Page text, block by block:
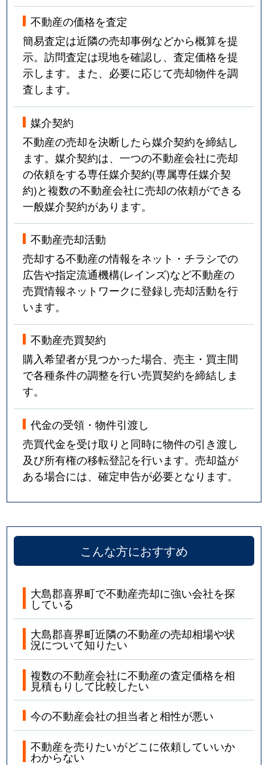
不動産の価格を査定
簡易査定は近隣の売却事例などから概算を提
示。訪問査定は現地を確認し、査定価格を提
示します。また、必要に応じて売却物件を調
査します。
媒介契約
不動産の売却を決断したら媒介契約を締結し
ます。媒介契約は、一つの不動産会社に売却
の依頼をする専任媒介契約(専属専任媒介契
約)と複数の不動産会社に売却の依頼ができる
一般媒介契約があります。
不動産売却活動
売却する不動産の情報をネット・チラシでの
広告や指定流通機構(レインズ)など不動産の
売買情報ネットワークに登録し売却活動を行
います。
不動産売買契約
購入希望者が見つかった場合、売主・買主間
で各種条件の調整を行い売買契約を締結しま
す。
代金の受領・物件引渡し
売買代金を受け取りと同時に物件の引き渡し
及び所有権の移転登記を行います。売却益が
ある場合には、確定申告が必要となります。
こんな方におすすめ
大島郡喜界町で不動産売却に強い会社を探
している
大島郡喜界町近隣の不動産の売却相場や状
況について知りたい
複数の不動産会社に不動産の査定価格を相
見積もりして比較したい
今の不動産会社の担当者と相性が悪い
不動産を売りたいがどこに依頼していいか
わからない